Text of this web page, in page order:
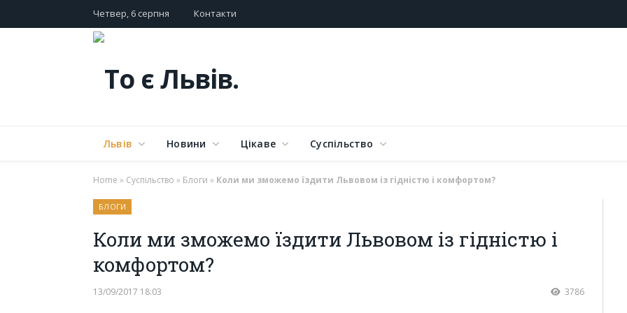
Четвер, 6 серпня Контакти
Львів Новини Цікаве Суспільство
Home » Суспільство » Блоги » Коли ми зможемо їздити Львовом із гідністю і комфортом?
БЛОГИ
Коли ми зможемо їздити Львовом із гідністю і
комфортом?
13/09/2017 18:03 3786